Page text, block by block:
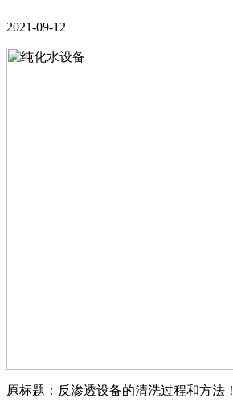
2021-09-12
原标题：反渗透设备的清洗过程和方法！